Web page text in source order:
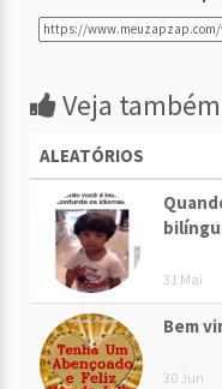
Veja
ALEATÓRIOS
31 Mai
Bem
30 Jun